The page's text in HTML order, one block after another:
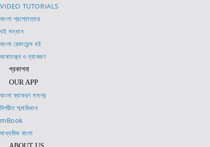
VIDEO TUTORIALS
বাংলা প্রশ্নোত্তর
বই সন্ধান
বাংলা রেফারেন্স বই
ভাষাতত্ত্ব ও ব্যাকরণ
প্রকাশনা
OUR APP
বাংলা ব্যাকরণ সমগ্র
বিপরীত শব্দাভিধান
mBook
মাধ্যমিক বাংলা